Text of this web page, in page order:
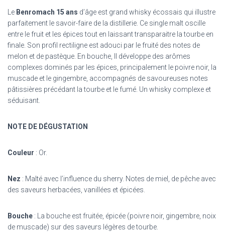
Le Benromach 15 ans d’âge est grand whisky écossais qui illustre
parfaitement le savoir-faire de la distillerie. Ce single malt oscille
entre le fruit et les épices tout en laissant transparaitre la tourbe en
finale. Son profil rectiligne est adouci par le fruité des notes de
melon et de pastèque. En bouche, Il développe des arômes
complexes dominés par les épices, principalement le poivre noir, la
muscade et le gingembre, accompagnés de savoureuses notes
pâtissières précédant la tourbe et le fumé. Un whisky complexe et
séduisant.
NOTE DE DÉGUSTATION
Couleur : Or.
Nez : Malté avec l’influence du sherry. Notes de miel, de pêche avec
des saveurs herbacées, vanillées et épicées.
Bouche : La bouche est fruitée, épicée (poivre noir, gingembre, noix
de muscade) sur des saveurs légères de tourbe.